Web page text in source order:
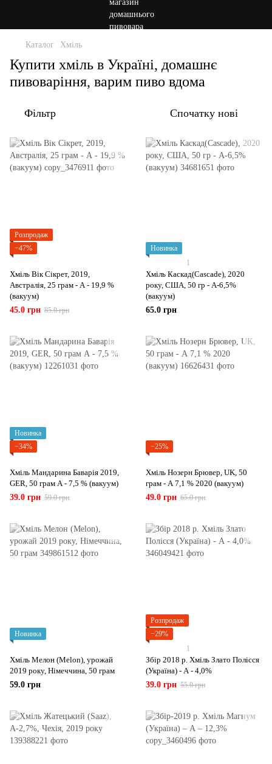
Каталог Хміль
Купити хміль в Україні, домашнє
пивоваріння, варим пиво вдома
Фільтр Спочатку нові
Розпродаж
−47%
Хміль Вік Сікрет, 2019,
Австралія, 25 грам - А - 19,9 %
(вакуум)
45.0 грн 85.0 грн
Новинка
1
Хміль Каскад(Cascade), 2020
року, США, 50 гр - А-6,5%
(вакуум)
65.0 грн
Новинка
−34%
Хміль Мандарина Баварія 2019,
GER, 50 грам А - 7,5 % (вакуум)
39.0 грн 59.0 грн
−25%
Хміль Нозерн Брювер, UK, 50
грам - А 7,1 % 2020 (вакуум)
49.0 грн 65.0 грн
Новинка
Хміль Мелон (Melon), урожай
2019 року, Німеччина, 50 грам
59.0 грн
Розпродаж
−29%
1
Збір 2018 р. Хміль Злато Полісся
(Україна) - А - 4,0%
39.0 грн 55.0 грн